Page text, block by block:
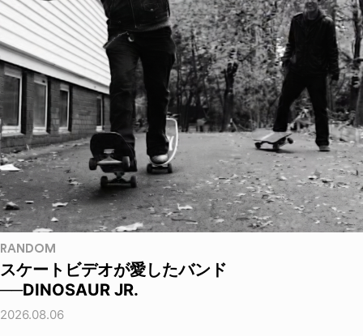
RANDOM
スケートビデオが愛したバンド
──DINOSAUR JR.
2026.08.06